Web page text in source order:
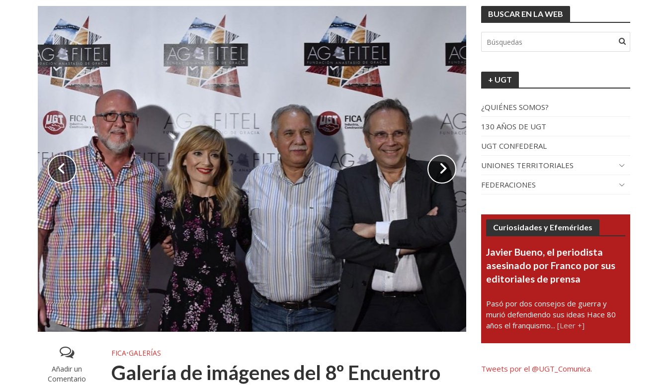
Añadir un
Comentario
FICA•GALERÍAS
Galería de imágenes del 8º Encuentro
BUSCAR EN LA WEB
+ UGT
¿QUIÉNES SOMOS?
130 AÑOS DE UGT
UGT CONFEDERAL
UNIONES TERRITORIALES
FEDERACIONES
Curiosidades y Efemérides
Javier Bueno, el periodista
asesinado por Franco por sus
editoriales de prensa
Pasó por dos consejos de guerra y
murió defendiendo sus ideas Hace 80
años el franquismo...[Leer +]
Tweets por el @UGT_Comunica.